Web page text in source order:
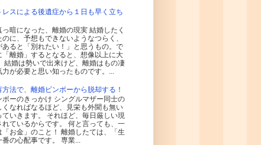
レスによる後遺症から１日も早く立ち
っ暗になった、離婚の現実 結婚したく
に、予想もできないようなつらく、
あると「別れたい！」と思うもの。で
「離婚」するとなると、想像以上に大
結婚は勢いで出来けど、離婚はもの凄
が必要と思い知ったものです。...
法で、離婚ビンボーから脱却する！
ボーのきっかけ シングルマザー同士の
くなればなるほど、見栄も外聞も無い
ていきます。 それほど、毎日厳しい現
れているからです。 何と言っても、一
「お金」のこと！ 離婚したては、「生
番の心配事です。 専業...